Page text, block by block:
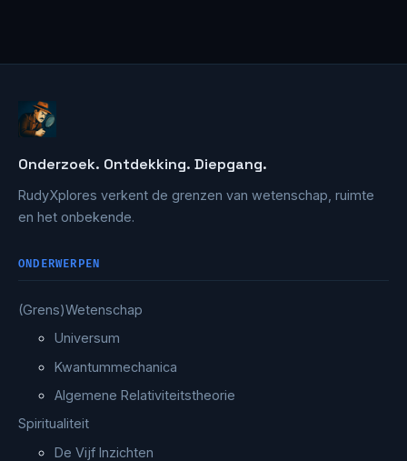
Onderzoek. Ontdekking. Diepgang.
RudyXplores verkent de grenzen van wetenschap, ruimte
en het onbekende.
ONDERWERPEN
(Grens)Wetenschap
Universum
Kwantummechanica
Algemene Relativiteitstheorie
Spiritualiteit
De Vijf Inzichten